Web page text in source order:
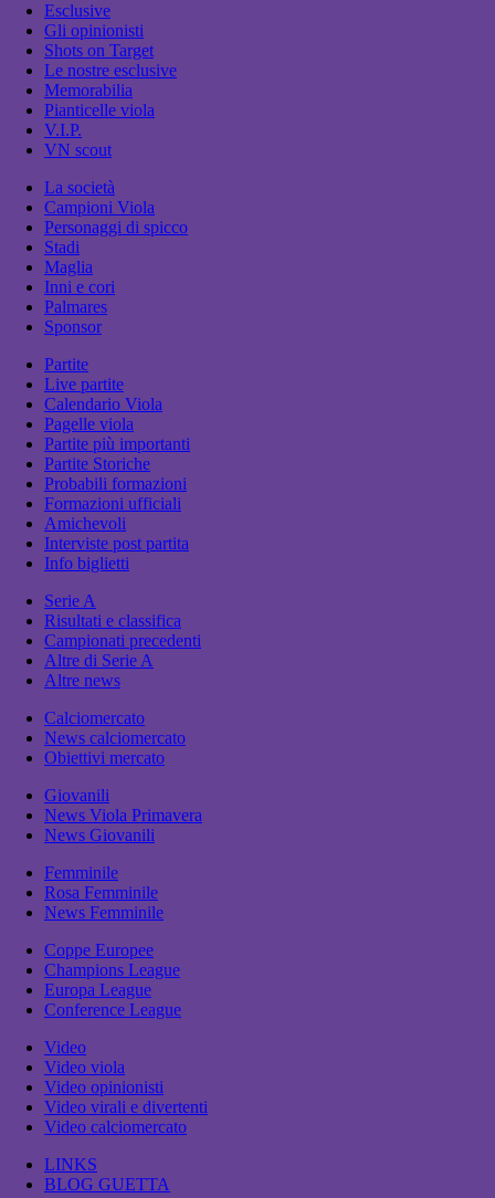
Esclusive
Gli opinionisti
Shots on Target
Le nostre esclusive
Memorabilia
Pianticelle viola
V.I.P.
VN scout
La società
Campioni Viola
Personaggi di spicco
Stadi
Maglia
Inni e cori
Palmares
Sponsor
Partite
Live partite
Calendario Viola
Pagelle viola
Partite più importanti
Partite Storiche
Probabili formazioni
Formazioni ufficiali
Amichevoli
Interviste post partita
Info biglietti
Serie A
Risultati e classifica
Campionati precedenti
Altre di Serie A
Altre news
Calciomercato
News calciomercato
Obiettivi mercato
Giovanili
News Viola Primavera
News Giovanili
Femminile
Rosa Femminile
News Femminile
Coppe Europee
Champions League
Europa League
Conference League
Video
Video viola
Video opinionisti
Video virali e divertenti
Video calciomercato
LINKS
BLOG GUETTA